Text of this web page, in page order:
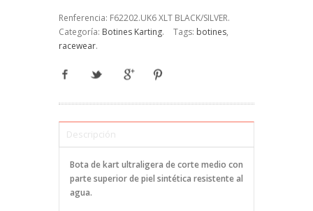
Renferencia: F62202.UK6 XLT BLACK/SILVER.
Categoría: Botines Karting. Tags: botines,
racewear.
Descripción
Bota de kart ultraligera de corte medio con
parte superior de piel sintética resistente al
agua.